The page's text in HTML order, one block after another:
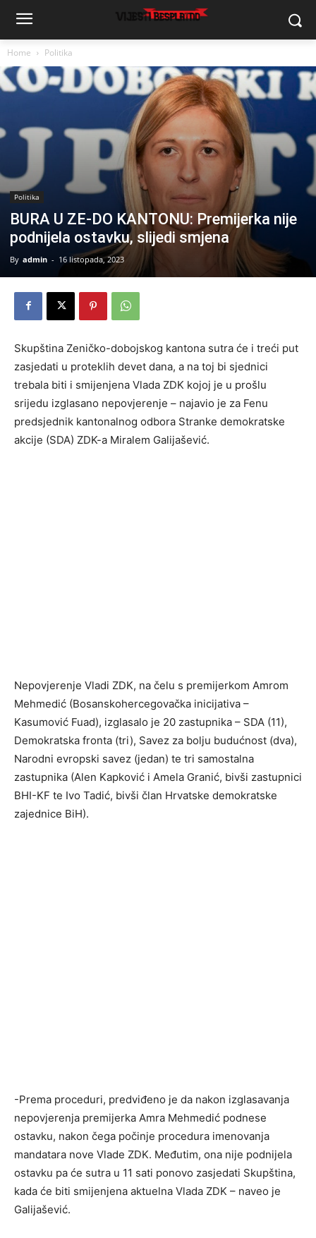
Home Politika
Politika
BURA U ZE-DO KANTONU: Premijerka nije
podnijela ostavku, slijedi smjena
By admin - 16 listopada, 2023
Skupština Zeničko-dobojskog kantona sutra će i treći put
zasjedati u proteklih devet dana, a na toj bi sjednici
trebala biti i smijenjena Vlada ZDK kojoj je u prošlu
srijedu izglasano nepovjerenje – najavio je za Fenu
predsjednik kantonalnog odbora Stranke demokratske
akcije (SDA) ZDK-a Miralem Galijašević.
Nepovjerenje Vladi ZDK, na čelu s premijerkom Amrom
Mehmedić (Bosanskohercegovačka inicijativa –
Kasumović Fuad), izglasalo je 20 zastupnika – SDA (11),
Demokratska fronta (tri), Savez za bolju budućnost (dva),
Narodni evropski savez (jedan) te tri samostalna
zastupnika (Alen Kapković i Amela Granić, bivši zastupnici
BHI-KF te Ivo Tadić, bivši član Hrvatske demokratske
zajednice BiH).
-Prema proceduri, predviđeno je da nakon izglasavanja
nepovjerenja premijerka Amra Mehmedić podnese
ostavku, nakon čega počinje procedura imenovanja
mandatara nove Vlade ZDK. Međutim, ona nije podnijela
ostavku pa će sutra u 11 sati ponovo zasjedati Skupština,
kada će biti smijenjena aktuelna Vlada ZDK – naveo je
Galijašević.